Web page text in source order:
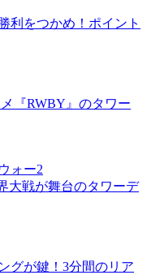
利をつかめ！ポイント
『RWBY』のタワー
ォー2
大戦が舞台のタワーデ
グが鍵！3分間のリア